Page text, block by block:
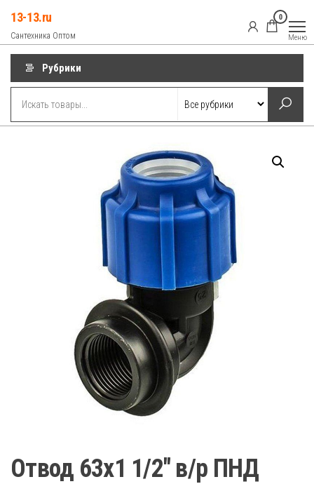
содержимому
13-13.ru
Сантехника Оптом
0
Меню
Рубрики
Отвод 63х1 1/2″ в/р ПНД